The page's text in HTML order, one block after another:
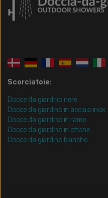
Scorciatoie:
Docce da giardino nere
Docce da giardino in acciaio inox
Docce da giardino in rame
Docce da giardino in ottone
Docce da giardino bianche